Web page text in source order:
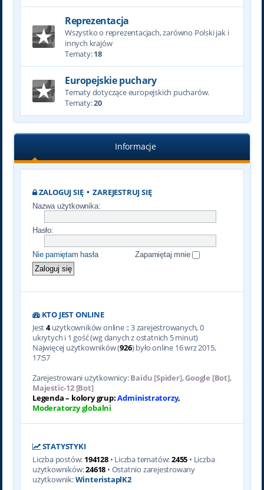
Reprezentacja
Wszystko o reprezentacjach, zarówno Polski jak i
innych krajów
Tematy:18
Europejskie puchary
Tematy dotyczące europejskich pucharów.
Tematy:20
Informacje
ZALOGUJ SIĘ•ZAREJESTRUJ SIĘ
Nazwa użytkownika:
Hasło:
Nie pamiętam hasła Zapamiętaj mnie
KTO JEST ONLINE
Jest4użytkowników online :: 3 zarejestrowanych, 0
ukrytych i 1 gość (wg danych z ostatnich 5 minut)
Najwięcej użytkowników (926) było online 16 wrz 2015,
17:57
Zarejestrowani użytkownicy:Baidu [Spider],Google [Bot],
Majestic-12 [Bot]
Legenda – kolory grup:Administratorzy,
Moderatorzy globalni
STATYSTYKI
Liczba postów: 194128• Liczba tematów:2455 • Liczba
użytkowników:24618 • Ostatnio zarejestrowany
użytkownik:WinteristaplK2